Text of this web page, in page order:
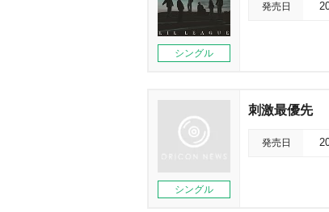
シングル
発売日
シングル
刺激最優先
発売日